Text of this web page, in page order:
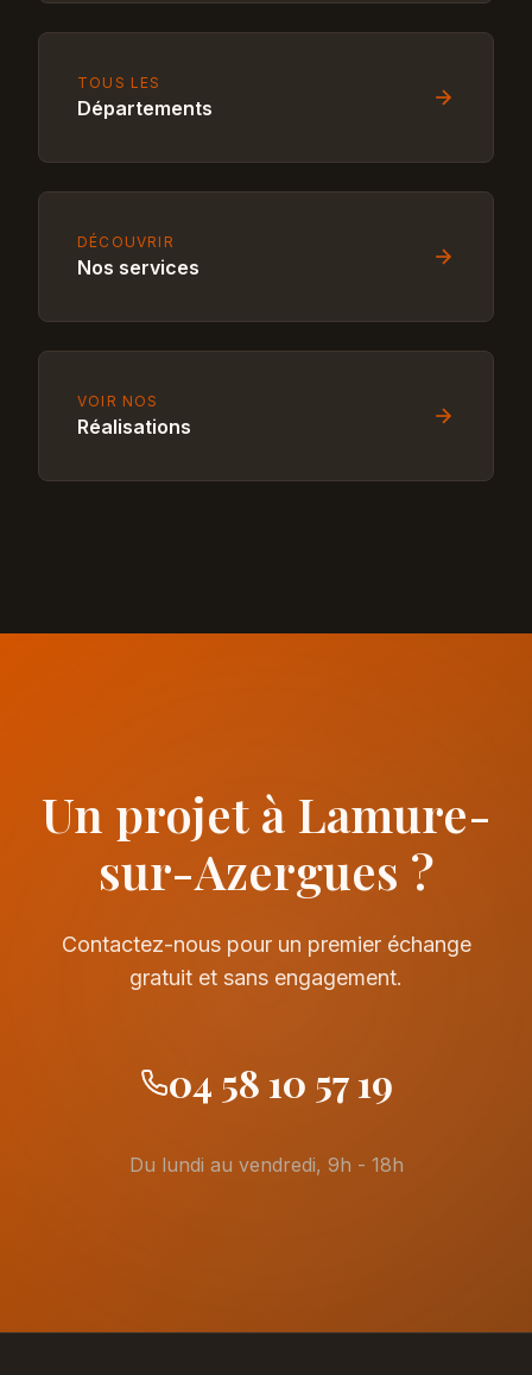
TOUS LES
Départements
DÉCOUVRIR
Nos services
VOIR NOS
Réalisations
Un projet à Lamure-
sur-Azergues ?
Contactez-nous pour un premier échange
gratuit et sans engagement.
04 58 10 57 19
Du lundi au vendredi, 9h - 18h